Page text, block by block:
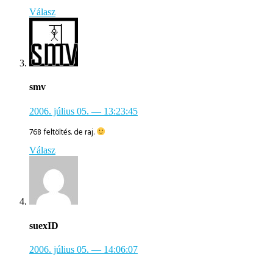
Válasz
smv
2006. július 05. — 13:23:45
768 feltöltés. de raj.
Válasz
suexID
2006. július 05. — 14:06:07